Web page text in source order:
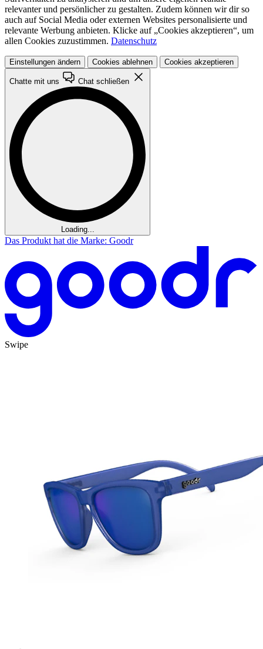
relevanter und persönlicher zu gestalten. Zudem können wir dir so
auch auf Social Media oder externen Websites personalisierte und
relevante Werbung anbieten. Klicke auf „Cookies akzeptieren“, um
allen Cookies zuzustimmen. Datenschutz
Einstellungen ändern Cookies ablehnen Cookies akzeptieren
Chatte mit uns Chat schließen
Loading...
Das Produkt hat die Marke: Goodr
Swipe